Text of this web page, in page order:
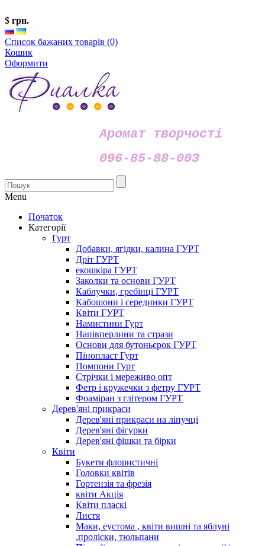
$ грн.
Список бажаних товарів (0)
Кошик
Оформити
Аромат творчості
096-85-88-003
Menu
Початок
Категорії
Гурт
Добавки, ягідки, калина ГУРТ
Дріт ГУРТ
екошкіра ГУРТ
Заколки та основи ГУРТ
Каблучки, гребінці ГУРТ
Кабошони і серединки ГУРТ
Квіти ГУРТ
Намистини Гурт
Напівперлини та стрази
Основи для бутоньєрок ГУРТ
Пінопласт Гурт
Помпони Гурт
Стрічки і мереживо опт
Фетр і кружечки з фетру ГУРТ
Фоаміран з глітером ГУРТ
Дерев'яні прикраси
Дерев'яні прикраси на ліпучці
Дерев'яні фігурки
Дерев'яні фішки та бірки
Квіти
Букети флористичні
Головки квітів
Гортензія та фрезія
квіти Акція
Квіти пласкі
Листя
Маки, еустома , квіти вишні та яблуні
,проліски, тюльпани